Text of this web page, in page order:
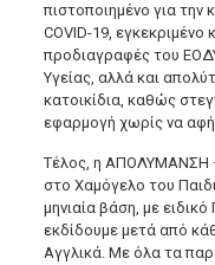
πιστοποιημένο για
COVID-19, εγκεκριμένο
προδιαγραφές του
Υγείας, αλλά και
κατοικίδια, καθώς
εφαρμογή χωρίς να
Τέλος, η ΑΠΟΛΥΜΑΝΣΗ
στο Χαμόγελο του
μηνιαία βάση, με
εκδίδουμε μετά από
Αγγλικά. Με όλα τα